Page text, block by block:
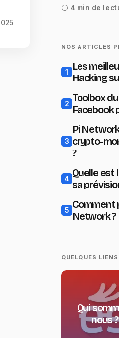
4 min de
NOS ARTICLES
1
Les
Hacking
2 Toolbox
Facebook
3
Pi
crypto-
?
4 Quelle est
sa
5 Comment
Network ?
QUELQUES
Qui
nous ?